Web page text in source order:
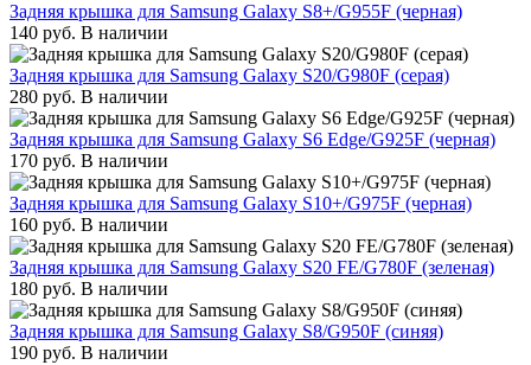
Задняя крышка для Samsung Galaxy S8+/G955F (черная)
140 руб. В наличии
Задняя крышка для Samsung Galaxy S20/G980F (серая)
280 руб. В наличии
Задняя крышка для Samsung Galaxy S6 Edge/G925F (черная)
170 руб. В наличии
Задняя крышка для Samsung Galaxy S10+/G975F (черная)
160 руб. В наличии
Задняя крышка для Samsung Galaxy S20 FE/G780F (зеленая)
180 руб. В наличии
Задняя крышка для Samsung Galaxy S8/G950F (синяя)
190 руб. В наличии